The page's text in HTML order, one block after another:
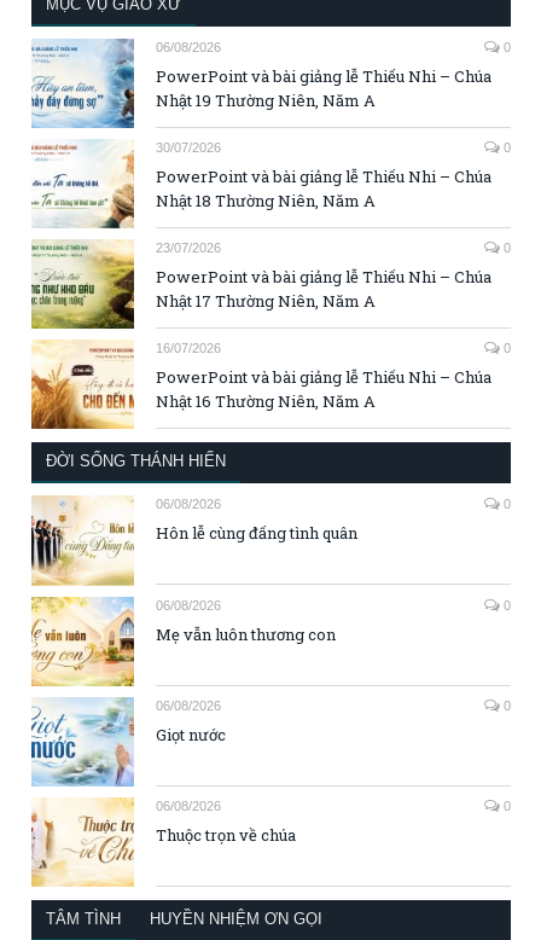
MỤC VỤ GIÁO XỨ
06/08/2026 0
PowerPoint và bài giảng lễ Thiếu Nhi – Chúa
Nhật 19 Thường Niên, Năm A
30/07/2026 0
PowerPoint và bài giảng lễ Thiếu Nhi – Chúa
Nhật 18 Thường Niên, Năm A
23/07/2026 0
PowerPoint và bài giảng lễ Thiếu Nhi – Chúa
Nhật 17 Thường Niên, Năm A
16/07/2026 0
PowerPoint và bài giảng lễ Thiếu Nhi – Chúa
Nhật 16 Thường Niên, Năm A
ĐỜI SỐNG THÁNH HIẾN
06/08/2026 0
Hôn lễ cùng đấng tình quân
06/08/2026 0
Mẹ vẫn luôn thương con
06/08/2026 0
Giọt nước
06/08/2026 0
Thuộc trọn về chúa
TÂM TÌNH HUYỀN NHIỆM ƠN GỌI